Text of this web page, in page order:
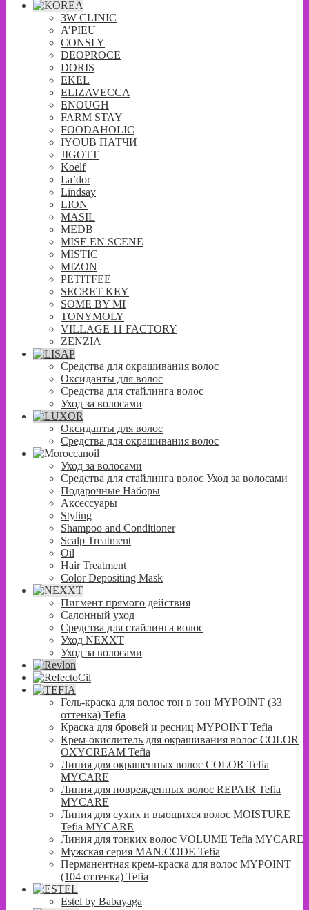
3W CLINIC
A’PIEU
CONSLY
DEOPROCE
DORIS
EKEL
ELIZAVECCA
ENOUGH
FARM STAY
FOODAHOLIC
IYOUB ПАТЧИ
JIGOTT
Koelf
La’dor
Lindsay
LION
MASIL
MEDB
MISE EN SCENE
MISTIC
MIZON
PETITFEE
SECRET KEY
SOME BY MI
TONYMOLY
VILLAGE 11 FACTORY
ZENZIA
Средства для окрашивания волос
Оксиданты для волос
Средства для стайлинга волос
Уход за волосами
Оксиданты для волос
Средства для окрашивания волос
Уход за волосами
Средства для стайлинга волос Уход за волосами
Подарочные Наборы
Аксессуары
Styling
Shampoo and Conditioner
Scalp Treatment
Oil
Hair Treatment
Color Depositing Mask
Пигмент прямого действия
Салонный уход
Средства для стайлинга волос
Уход NEXXT
Уход за волосами
Гель-краска для волос тон в тон MYPOINT (33
оттенка) Tefia
Краска для бровей и ресниц MYPOINT Tefia
Крем-окислитель для окрашивания волос COLOR
OXYCREAM Tefia
Линия для окрашенных волос COLOR Tefia
MYCARE
Линия для поврежденных волос REPAIR Tefia
MYCARE
Линия для сухих и вьющихся волос MOISTURE
Tefia MYCARE
Линия для тонких волос VOLUME Tefia MYCARE
Мужская серия MAN.CODE Tefia
Перманентная крем-краска для волос MYPOINT
(104 оттенка) Tefia
Estel by Babayaga